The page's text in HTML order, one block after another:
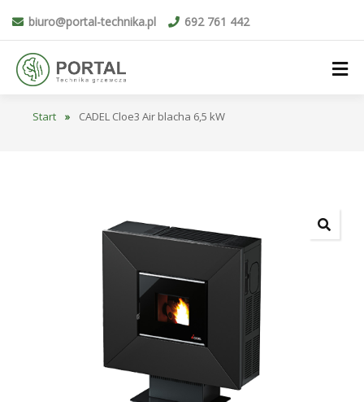
biuro@portal-technika.pl 692 761 442
Start » CADEL Cloe3 Air blacha 6,5 kW